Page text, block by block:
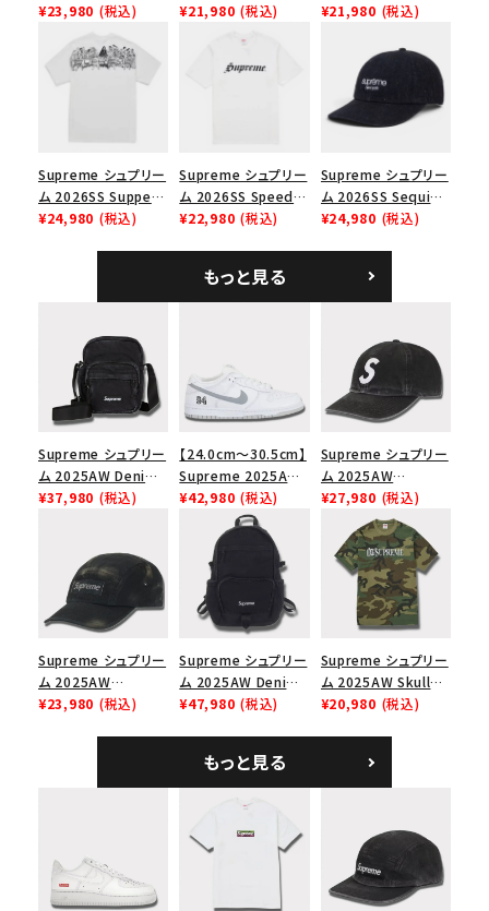
価格から探す
円 ～
円
在庫のない商品を表示する
絞り込んで検索する
Chino Twill Camp
Cap ウォッシュド チ
ノツイル キャンプキャ
ップ ブラック
¥23,980 (税込)
Tee スピードTシャツ
¥21,980 (税込)
Box Tee スモールボ
¥21,980 (税込)
Supreme シュプリー
ム 2026SS Supper
Tee サパーTシャツ
¥24,980 (税込)
Supreme シュプリー
ム 2026SS Speed
Tee スピードTシャツ
¥22,980 (税込)
Supreme シュプリー
ム 2026SS Sequin
Denim Classic
シックロゴ 6パネルキ
ャップ ブラック
¥24,980 (税込)
もっと見る
Supreme シュプリー
ム 2025AW Denim
Shoulder Bag デニ
¥37,980 (税込)
【24.0cm～30.5cm】
Supreme 2025AW
Nike SB Dunk Low
ナイキ SB ダンク ロ
ー スニーカー ホワイ
¥42,980 (税込)
Supreme シュプリー
ム 2025AW
Pigment Coated
2-Tone S Logo 6-
Panel Cap ピグメン
トコーテッド 2トーン
エスロゴ 6パネルキャ
ップ ブラック
¥27,980 (税込)
Supreme シュプリー
ム 2025AW
Overdyed Camp
¥23,980 (税込)
Supreme シュプリー
ム 2025AW Denim
Backpack デニム バ
¥47,980 (税込)
Supreme シュプリー
ム 2025AW Skull
Tee スカル Tシャ
¥20,980 (税込)
もっと見る